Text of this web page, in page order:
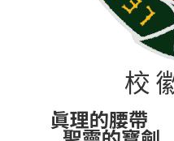
校
眞理的腰